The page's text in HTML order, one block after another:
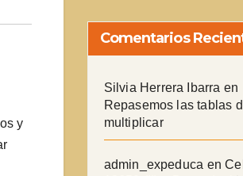
y
Comentarios
Silvia Herrera Ibarra en
Repasemos las tablas
multiplicar
admin_expeduca en